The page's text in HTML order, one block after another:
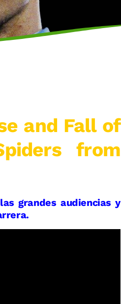
and Fall of
from
grandes audiencias y